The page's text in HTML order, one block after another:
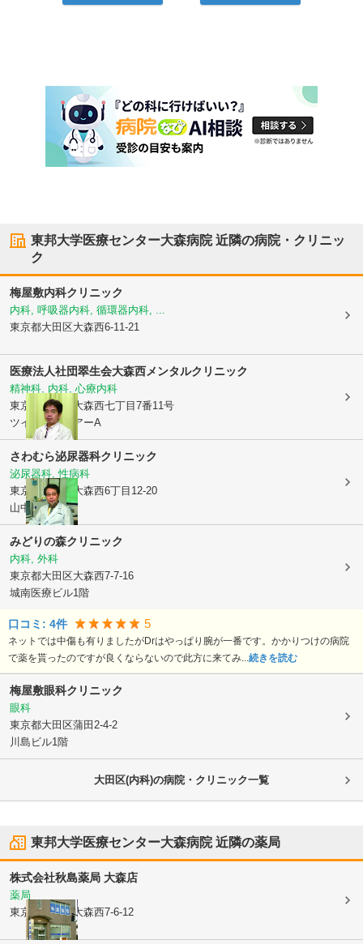
東邦大学医療センター大森病院近隣の病院・クリニッ
ク
梅屋敷内科クリニック
内科, 呼吸器内科, 循環器内科, ...
東京都大田区大森西6-11-21
医療法人社団翠生会大森西メンタルクリニック
精神科, 内科, 心療内科
東京都大田区
大森西七丁目7番11号
ツインスクエアーA
さわむら泌尿器科クリニック
泌尿器科, 性病科
東京都大田区
大森西6丁目12-20
山中ビル2F
みどりの森クリニック
内科, 外科
東京都大田区大森西7-7-16
城南医療ビル1階
口コミ: 4件 5
ネットでは中傷も有りましたがDrはやっぱり腕が一番です。かかりつけの病院
で薬を貰ったのですが良くならないので此方に来てみ...続きを読む
梅屋敷眼科クリニック
眼科
東京都大田区蒲田2-4-2
川島ビル1階
大田区(内科)の病院・クリニック一覧
東邦大学医療センター大森病院近隣の薬局
株式会社秋島薬局 大森店
薬局
東京都大田区大森西7-6-12